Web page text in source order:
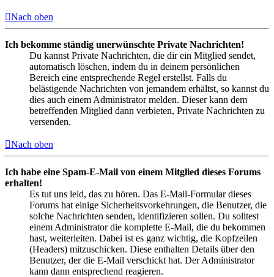
Nach oben
Ich bekomme ständig unerwünschte Private Nachrichten!
Du kannst Private Nachrichten, die dir ein Mitglied sendet,
automatisch löschen, indem du in deinem persönlichen
Bereich eine entsprechende Regel erstellst. Falls du
belästigende Nachrichten von jemandem erhältst, so kannst du
dies auch einem Administrator melden. Dieser kann dem
betreffenden Mitglied dann verbieten, Private Nachrichten zu
versenden.
Nach oben
Ich habe eine Spam-E-Mail von einem Mitglied dieses Forums
erhalten!
Es tut uns leid, das zu hören. Das E-Mail-Formular dieses
Forums hat einige Sicherheitsvorkehrungen, die Benutzer, die
solche Nachrichten senden, identifizieren sollen. Du solltest
einem Administrator die komplette E-Mail, die du bekommen
hast, weiterleiten. Dabei ist es ganz wichtig, die Kopfzeilen
(Headers) mitzuschicken. Diese enthalten Details über den
Benutzer, der die E-Mail verschickt hat. Der Administrator
kann dann entsprechend reagieren.